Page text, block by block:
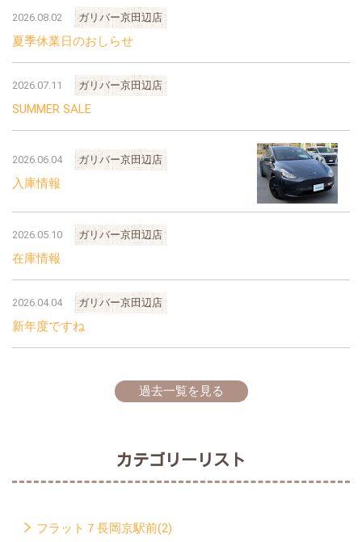
2026.08.02 ガリバー京田辺店
夏季休業日のおしらせ
2026.07.11 ガリバー京田辺店
SUMMER SALE
2026.06.04 ガリバー京田辺店
入庫情報
2026.05.10 ガリバー京田辺店
在庫情報
2026.04.04 ガリバー京田辺店
新年度ですね
過去一覧を見る
カテゴリーリスト
フラット７長岡京駅前(2)